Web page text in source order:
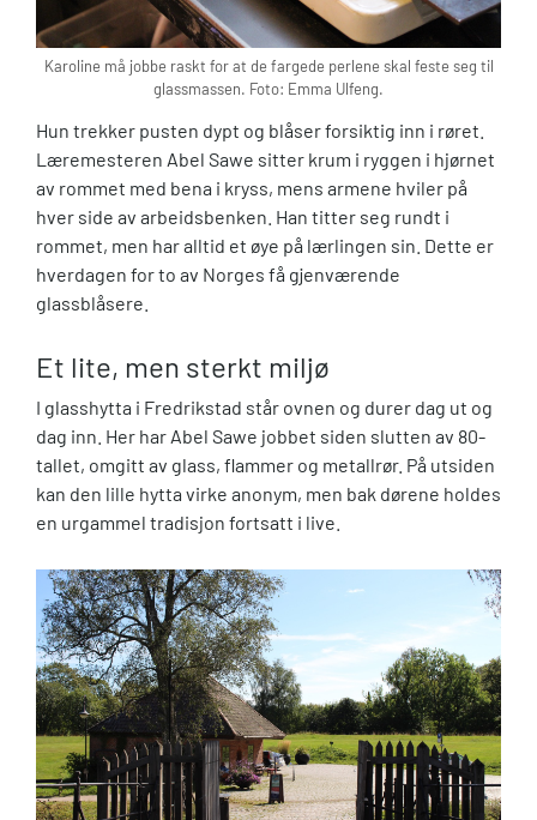
Karoline må jobbe raskt for at de fargede perlene skal feste seg til
glassmassen. Foto: Emma Ulfeng.
Hun trekker pusten dypt og blåser forsiktig inn i røret.
Læremesteren Abel Sawe sitter krum i ryggen i hjørnet
av rommet med bena i kryss, mens armene hviler på
hver side av arbeidsbenken. Han titter seg rundt i
rommet, men har alltid et øye på lærlingen sin. Dette er
hverdagen for to av Norges få gjenværende
glassblåsere.
Et lite, men sterkt miljø
I glasshytta i Fredrikstad står ovnen og durer dag ut og
dag inn. Her har Abel Sawe jobbet siden slutten av 80-
tallet, omgitt av glass, flammer og metallrør. På utsiden
kan den lille hytta virke anonym, men bak dørene holdes
en urgammel tradisjon fortsatt i live.